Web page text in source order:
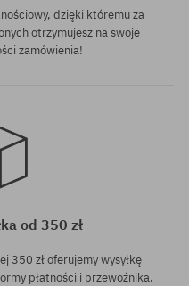
dzięki któremu za
otrzymujesz na swoje
zamówienia!
od 350 zł
350 zł oferujemy wysyłkę
płatności i przewoźnika.